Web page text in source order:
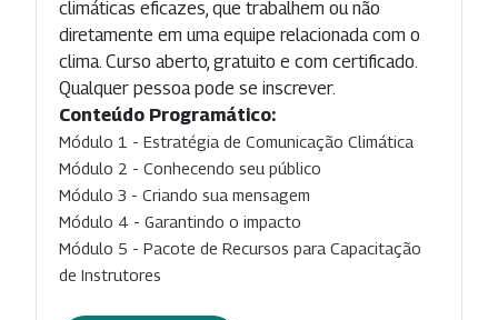
climáticas eficazes, que trabalhem ou não
diretamente em uma equipe relacionada com o
clima. Curso aberto, gratuito e com certificado.
Qualquer pessoa pode se inscrever.
Conteúdo Programático:
Módulo 1 - Estratégia de Comunicação Climática
Módulo 2 - Conhecendo seu público
Módulo 3 - Criando sua mensagem
Módulo 4 - Garantindo o impacto
Módulo 5 - Pacote de Recursos para Capacitação
de Instrutores